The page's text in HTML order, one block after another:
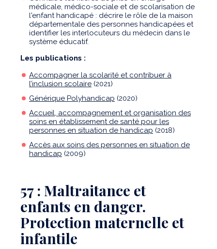
médicale, médico-sociale et de scolarisation de
l'enfant handicapé : décrire le rôle de la maison
départementale des personnes handicapées et
identifier les interlocuteurs du médecin dans le
système éducatif.
Les publications :
Accompagner la scolarité et contribuer à
l’inclusion scolaire (2021)
Générique Polyhandicap (2020)
Accueil, accompagnement et organisation des
soins en établissement de santé pour les
personnes en situation de handicap (2018)
Accès aux soins des personnes en situation de
handicap (2009)
57 : Maltraitance et
enfants en danger.
Protection maternelle et
infantile